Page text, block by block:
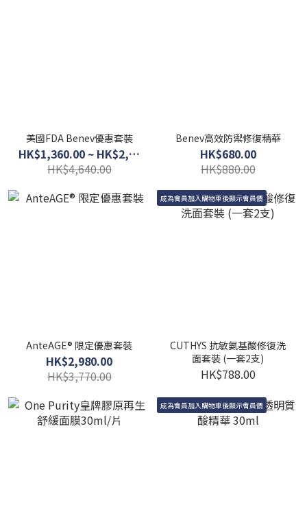
美國FDA Benev優惠套裝
HK$1,360.00 ~ HK$2,910.00
HK$4,640.00
Benev高效防禦修復精華
HK$680.00
HK$880.00
AnteAGE® 限定優惠套裝
HK$2,980.00
HK$3,770.00
成為會員加入購物車後顯示會員價
CUTHYS 抗敏氨基酸修復洗
面套裝 (一套2支)
HK$788.00
成為會員加入購物車後顯示會員價